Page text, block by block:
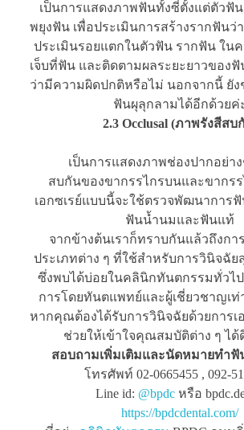
เป็นการแสดงภาพฟันทั้งซี่ตั้งแต่ตัวฟั
พยุงฟัน เพื่อประเมินการสร้างรากฟัน
ประเมินรอยแตกในตัวฟัน รากฟัน ใน
เจ็บที่ฟัน และติดตามผลระยะยาวของฟั
ว่ามีความผิดปกติหรือไม่ นอกจากนี้ ยัง
ฟันผุลุกลามได้อีกด้วยค่
2.3 Occlusal (ภาพรังสีสบ
เป็นการแสดงภาพช่องปากอย่างชั
สบกันของขากรรไกรบนและขากรร
เอกซเรย์แบบนี้จะใช้ตรวจพัฒนาการฟั
ฟันน้ำนมและฟันแท้
จากข้างต้นเราก็ทราบกันแล้วถึงกา
ประเภทต่าง ๆ ที่ใช้สำหรับการวินิจฉั
ซึ่งพบได้บ่อยในคลินิกทันตกรรมทั่วไ
การโดยทันตแพทย์และผู้เชี่ยวชาญเท่
หากคุณต้องได้รับการวินิจฉัยด้วยการเ
ช่วยให้เข้าใจคุณสมบัติต่าง ๆ ไ
สอบถามเพิ่มเติมและนัดหมายทำฟั
โทรศัพท์ 02-0665455 , 092-
Line id: @bpdc หรือ
https://bpdcdental.com/